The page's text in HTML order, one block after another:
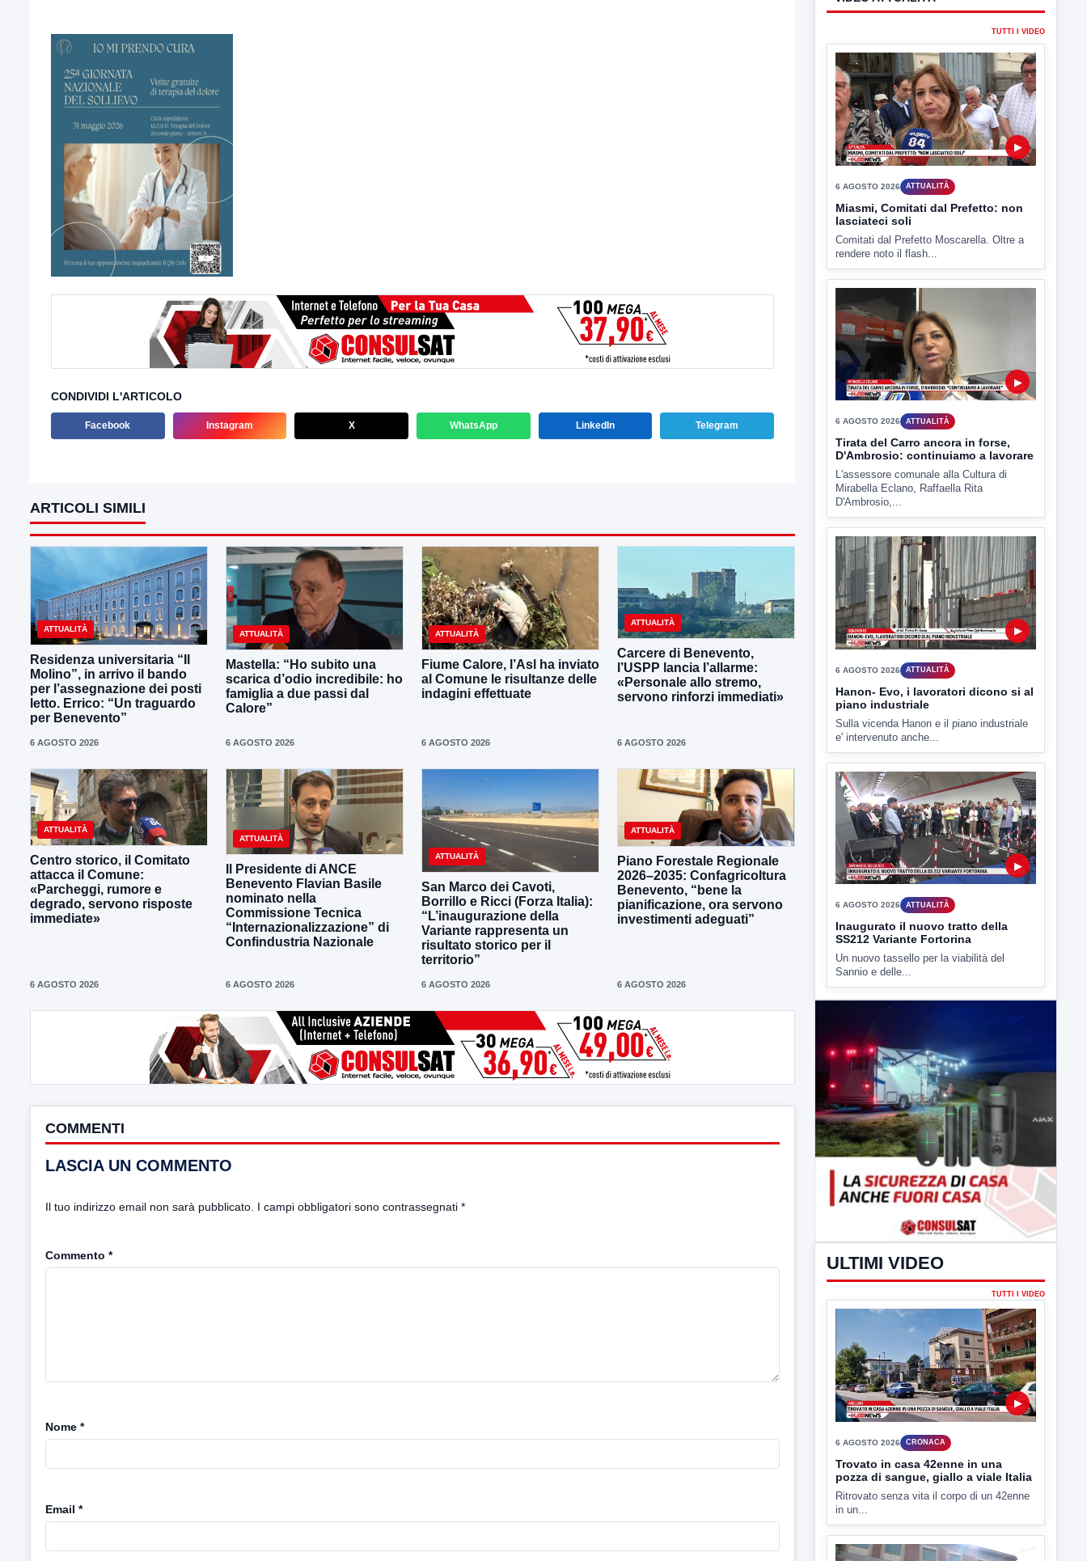
CONDIVIDI L'ARTICOLO
Facebook Instagram X WhatsApp LinkedIn Telegram
ARTICOLI SIMILI
ATTUALITÀ
Residenza universitaria “Il
Molino”, in arrivo il bando
per l’assegnazione dei posti
letto. Errico: “Un traguardo
per Benevento”
6 AGOSTO 2026
ATTUALITÀ
Mastella: “Ho subito una
scarica d’odio incredibile: ho
famiglia a due passi dal
Calore”
6 AGOSTO 2026
ATTUALITÀ
Fiume Calore, l’Asl ha inviato
al Comune le risultanze delle
indagini effettuate
6 AGOSTO 2026
ATTUALITÀ
Carcere di Benevento,
l’USPP lancia l’allarme:
«Personale allo stremo,
servono rinforzi immediati»
6 AGOSTO 2026
ATTUALITÀ
Centro storico, il Comitato
attacca il Comune:
«Parcheggi, rumore e
degrado, servono risposte
immediate»
6 AGOSTO 2026
ATTUALITÀ
Il Presidente di ANCE
Benevento Flavian Basile
nominato nella
Commissione Tecnica
“Internazionalizzazione” di
Confindustria Nazionale
6 AGOSTO 2026
ATTUALITÀ
San Marco dei Cavoti,
Borrillo e Ricci (Forza Italia):
“L’inaugurazione della
Variante rappresenta un
risultato storico per il
territorio”
6 AGOSTO 2026
ATTUALITÀ
Piano Forestale Regionale
2026–2035: Confagricoltura
Benevento, “bene la
pianificazione, ora servono
investimenti adeguati”
6 AGOSTO 2026
COMMENTI
LASCIA UN COMMENTO
Il tuo indirizzo email non sarà pubblicato. I campi obbligatori sono contrassegnati *
Commento *
Nome *
Email *
▶
6 AGOSTO 2026 ATTUALITÀ
Miasmi, Comitati dal Prefetto: non
lasciateci soli
Comitati dal Prefetto Moscarella. Oltre a
rendere noto il flash...
6 AGOSTO 2026 ATTUALITÀ
Tirata del Carro ancora in forse,
D'Ambrosio: continuiamo a lavorare
L'assessore comunale alla Cultura di
Mirabella Eclano, Raffaella Rita
D'Ambrosio,...
▶
6 AGOSTO 2026 ATTUALITÀ
Hanon- Evo, i lavoratori dicono si al
piano industriale
Sulla vicenda Hanon e il piano industriale
e' intervenuto anche...
▶
6 AGOSTO 2026 ATTUALITÀ
Inaugurato il nuovo tratto della
SS212 Variante Fortorina
Un nuovo tassello per la viabilità del
Sannio e delle...
ULTIMI VIDEO
TUTTI I VIDEO
Trovato in casa 42enne in una
pozza di sangue, giallo a viale Italia
Ritrovato senza vita il corpo di un 42enne